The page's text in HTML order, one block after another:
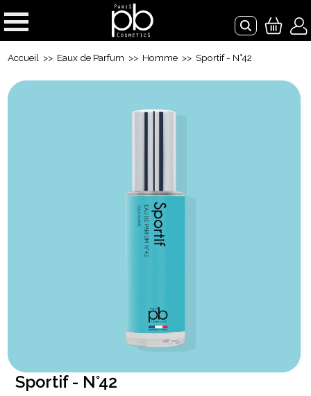
Accueil >> Eaux de Parfum >> Homme >> Sportif - N°42
Sportif - N°42